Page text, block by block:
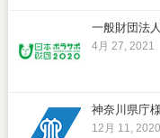
一般財団法
4月 27, 2021
神奈川県庁
12月 11, 2020